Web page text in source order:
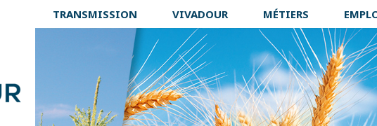
TRANSMISSION VIVADOUR MÉTIERS